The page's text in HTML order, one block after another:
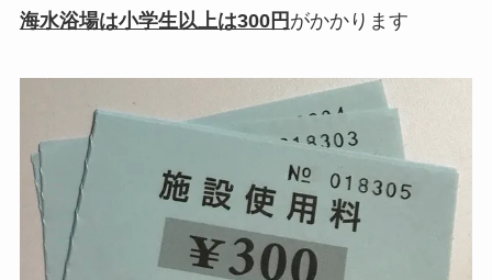
海水浴場は小学生以上は300円 がかかります